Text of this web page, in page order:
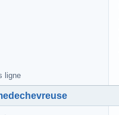
ligne